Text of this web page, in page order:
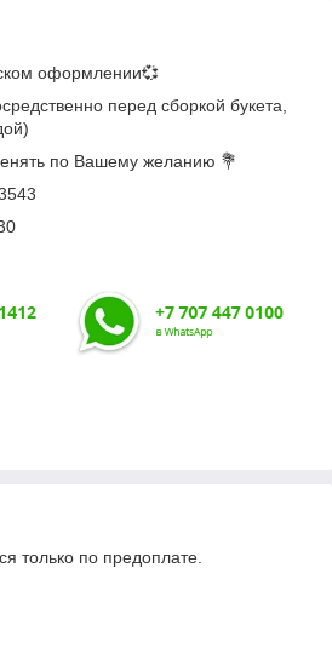
оформлении💞
перед сборкой букета,
по Вашему желанию 💐
только по предоплате.